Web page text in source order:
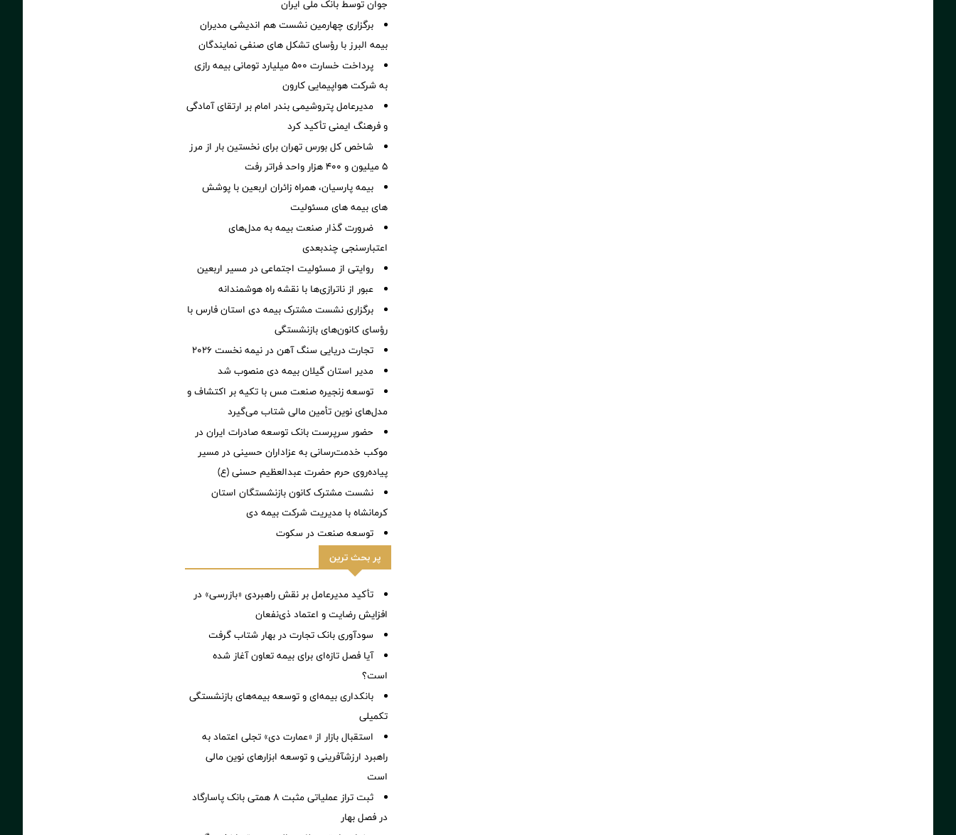
جوان توسط بانک ملی ایران
برگزاری چهارمین نشست هم اندیشی مدیران
بیمه البرز با رؤسای تشکل های صنفی نمایندگان
پرداخت خسارت ۵۰۰ میلیارد تومانی بیمه رازی
به شرکت هواپیمایی کارون
مدیرعامل پتروشیمی بندر امام بر ارتقای آمادگی
و فرهنگ ایمنی تأکید کرد
شاخص کل بورس تهران برای نخستین بار از مرز
۵ میلیون و ۴۰۰ هزار واحد فراتر رفت
بیمه پارسیان، همراه زائران اربعین با پوشش
های بیمه های مسئولیت
ضرورت گذار صنعت بیمه به مدل‌های
اعتبارسنجی چندبعدی
روایتی از مسئولیت اجتماعی در مسیر اربعین
عبور از ناترازی‌ها با نقشه راه هوشمندانه
برگزاری نشست مشترک بیمه دی استان فارس با
رؤسای کانون‌های بازنشستگی
تجارت دریایی سنگ آهن در نیمه نخست ۲۰۲۶
مدیر استان گیلان بیمه دی منصوب شد
توسعه زنجیره صنعت مس با تکیه بر اکتشاف و
مدل‌های نوین تأمین مالی شتاب می‌گیرد
حضور سرپرست بانک توسعه صادرات ایران در
موکب خدمت‌رسانی به عزاداران حسینی در مسیر
پیاده‌روی حرم حضرت عبدالعظیم حسنی (ع)
نشست مشترک کانون بازنشستگان استان
کرمانشاه با مدیریت شرکت بیمه دی
توسعه صنعت در سکوت
پر بحث ترین
تأکید مدیرعامل بر نقش راهبردی «بازرسی» در
افزایش رضایت و اعتماد ذی‌نفعان
سودآوری بانک تجارت در بهار شتاب گرفت
آیا فصل تازه‌ای برای بیمه تعاون آغاز شده
است؟
بانکداری بیمه‌ای و توسعه بیمه‌های بازنشستگی
تکمیلی
استقبال بازار از «عمارت دی» تجلی اعتماد به
راهبرد ارزشآفرینی و توسعه ابزارهای نوین مالی
است
ثبت تراز عملیاتی مثبت ۸ همتی بانک پاسارگاد
در فصل بهار